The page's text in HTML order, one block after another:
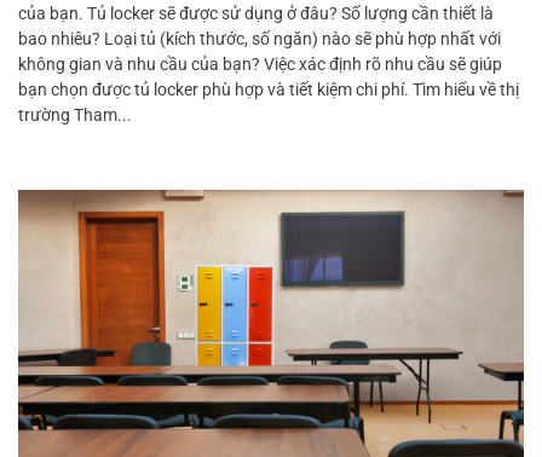
của bạn. Tủ locker sẽ được sử dụng ở đâu? Số lượng cần thiết là
bao nhiêu? Loại tủ (kích thước, số ngăn) nào sẽ phù hợp nhất với
không gian và nhu cầu của bạn? Việc xác định rõ nhu cầu sẽ giúp
bạn chọn được tủ locker phù hợp và tiết kiệm chi phí. Tìm hiểu về thị
trường Tham...